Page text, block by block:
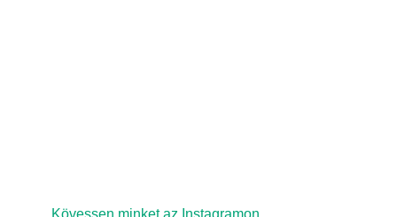
Kövessen minket az Instagramon